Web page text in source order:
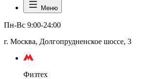
Меню
Пн-Вс 9:00-24:00
г. Москва, Долгопрудненское шоссе, 3
Физтех